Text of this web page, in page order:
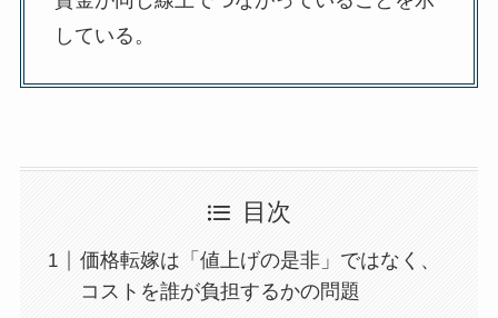
している。
目次
価格転嫁は「値上げの是非」ではなく、
コストを誰が負担するかの問題